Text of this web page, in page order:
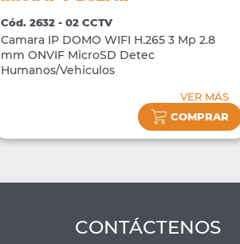
Cód. 2632 - 02 CCTV
Camara IP DOMO WIFI H.265 3 Mp 2.8
mm ONVIF MicroSD Detec
Humanos/Vehiculos
VER MÁS
COMPRAR
CONTÁCTENOS